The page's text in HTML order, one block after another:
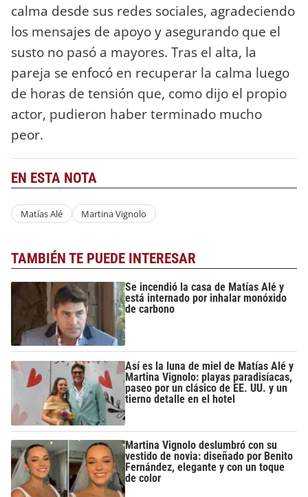
calma desde sus redes sociales, agradeciendo
los mensajes de apoyo y asegurando que el
susto no pasó a mayores. Tras el alta, la
pareja se enfocó en recuperar la calma luego
de horas de tensión que, como dijo el propio
actor, pudieron haber terminado mucho
peor.
EN ESTA NOTA
Matías Alé Martina Vignolo
TAMBIÉN TE PUEDE INTERESAR
Se incendió la casa de Matías Alé y
está internado por inhalar monóxido
de carbono
Así es la luna de miel de Matías Alé y
Martina Vignolo: playas paradisíacas,
paseo por un clásico de EE. UU. y un
tierno detalle en el hotel
Martina Vignolo deslumbró con su
vestido de novia: diseñado por Benito
Fernández, elegante y con un toque
de color